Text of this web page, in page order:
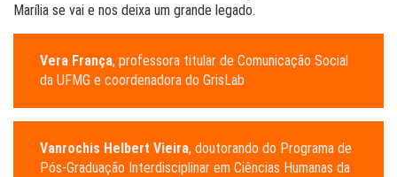
Marília se vai e nos deixa um grande legado.
Vera França, professora titular de Comunicação Social
da UFMG e coordenadora do GrisLab
Vanrochis Helbert Vieira, doutorando do Programa de
Pós-Graduação Interdisciplinar em Ciências Humanas da